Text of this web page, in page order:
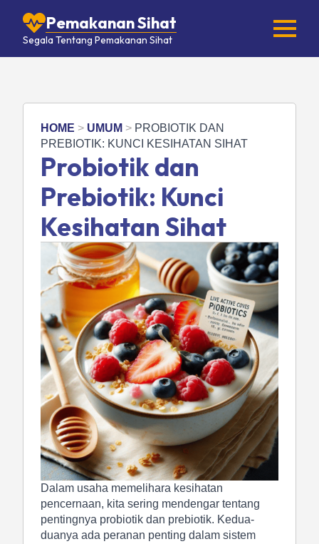
Pemakanan Sihat
Segala Tentang Pemakanan Sihat
HOME > UMUM > PROBIOTIK DAN
PREBIOTIK: KUNCI KESIHATAN SIHAT
Probiotik dan
Prebiotik: Kunci
Kesihatan Sihat
Dalam usaha memelihara kesihatan
pencernaan, kita sering mendengar tentang
pentingnya probiotik dan prebiotik. Kedua-
duanya ada peranan penting dalam sistem